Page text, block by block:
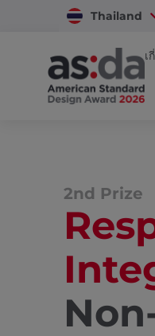
Thailand
Vietnam
เ
2nd Prize